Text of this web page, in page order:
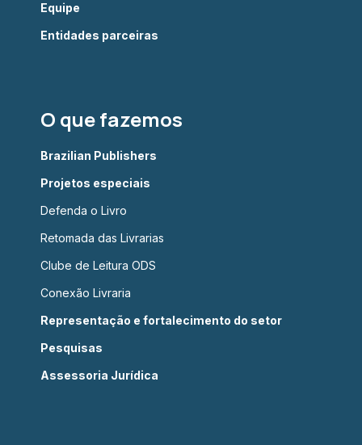
Equipe
Entidades parceiras
O que fazemos
Brazilian Publishers
Projetos especiais
Defenda o Livro
Retomada das Livrarias
Clube de Leitura ODS
Conexão Livraria
Representação e fortalecimento do setor
Pesquisas
Assessoria Jurídica